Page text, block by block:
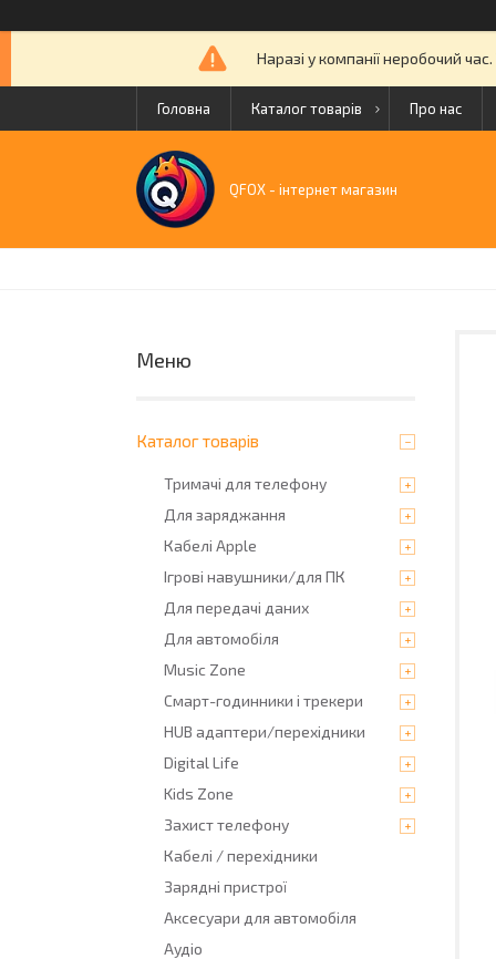
Наразі у компанії неробочий
Головна Каталог товарів Про нас
QFOX - інтернет магазин
Каталог товарів
Тримачі для телефону
Для заряджання
Кабелі Apple
Ігрові навушники/для ПК
Для передачі даних
Для автомобіля
Music Zone
Смарт-годинники і трекери
HUB адаптери/перехідники
Digital Life
Kids Zone
Захист телефону
Кабелі / перехідники
Зарядні пристрої
Аксесуари для автомобіля
Аудіо